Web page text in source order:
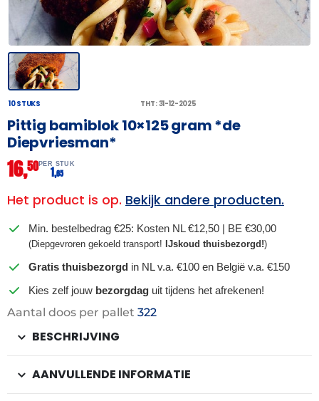
10 STUKS THT: 31-12-2025
Pittig bamiblok 10×125 gram *de
Diepvriesman*
16,50PER STUK
1,65
Het product is op. Bekijk andere producten.
Min. bestelbedrag €25: Kosten NL €12,50 | BE €30,00
(Diepgevroren gekoeld transport! IJskoud thuisbezorgd!)
Gratis thuisbezorgd in NL v.a. €100 en België v.a. €150
Kies zelf jouw bezorgdag uit tijdens het afrekenen!
Aantal doos per pallet 322
BESCHRIJVING
AANVULLENDE INFORMATIE